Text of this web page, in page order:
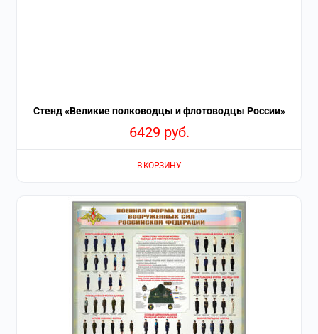
Стенд «Великие полководцы и флотоводцы России»
6429 руб.
В КОРЗИНУ